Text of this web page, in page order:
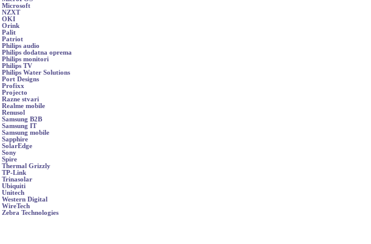
Microsoft
NZXT
OKI
Orink
Palit
Patriot
Philips audio
Philips dodatna oprema
Philips monitori
Philips TV
Philips Water Solutions
Port Designs
Profixx
Projecto
Razne stvari
Realme mobile
Renusol
Samsung B2B
Samsung IT
Samsung mobile
Sapphire
SolarEdge
Sony
Spire
Thermal Grizzly
TP-Link
Trinasolar
Ubiquiti
Unitech
Western Digital
WireTech
Zebra Technologies